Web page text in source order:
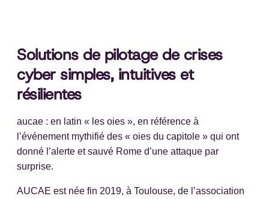
Solutions de pilotage de crises
cyber simples, intuitives et
résilientes
aucae : en latin « les oies », en référence à
l’événement mythifié des « oies du capitole » qui ont
donné l’alerte et sauvé Rome d’une attaque par
surprise.
AUCAE est née fin 2019, à Toulouse, de l’association